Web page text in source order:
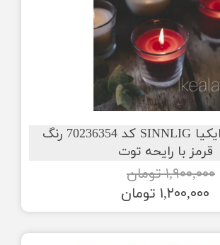
شمع لیوانی ایکیا SINNLIG کد 70236354 رنگ
قرمز با رایحه توت
۱,۹۰۰,۰۰۰ تومان
۱,۲۰۰,۰۰۰ تومان